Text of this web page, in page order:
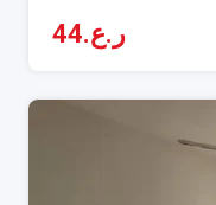
ر.ع.44